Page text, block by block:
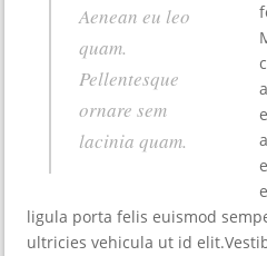
Aenean eu leo
quam.
Pellentesque
ornare sem
lacinia quam.
ligula porta felis euismod
ultricies vehicula ut id